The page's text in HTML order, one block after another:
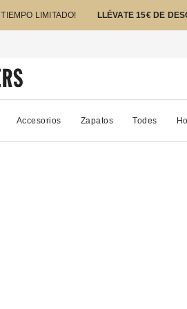
TIEMPO LIMITADO! LLÉVATE 15€ DE
Accesorios Zapatos Todes